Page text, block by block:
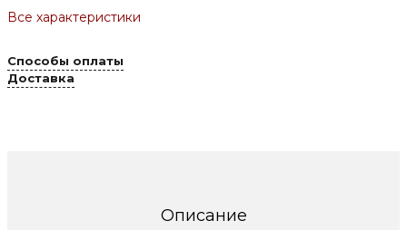
Все характеристики
Способы оплаты
Доставка
Описание